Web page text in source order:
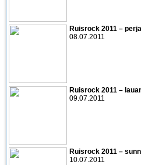
Ruisrock 2011 –
08.07.2011
Ruisrock 2011 –
09.07.2011
Ruisrock 2011 –
10.07.2011